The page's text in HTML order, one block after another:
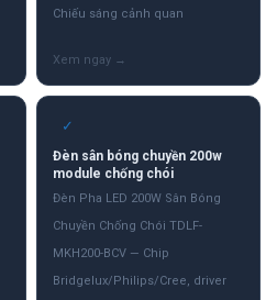
Chiếu sáng cảnh quan
✓
Đèn sân bóng chuyền 200w
module chống chói
Đèn Pha LED 200W Sân Bóng
Chuyền Chống Chói TDLF-
MKH200-BCV — Chip
Bridgelux/Philips/Cree, driver